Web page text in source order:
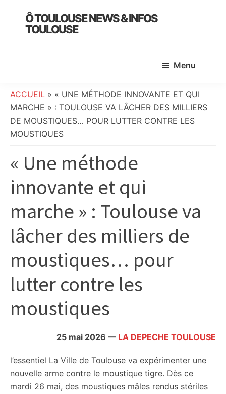
primary
Ô TOULOUSE NEWS & INFOS
TOULOUSE
:
info
locale,
société,
politique,
météo,
faits
et
citoyennes
Menu
ACCUEIL » « UNE MÉTHODE INNOVANTE ET QUI
MARCHE » : TOULOUSE VA LÂCHER DES MILLIERS
DE MOUSTIQUES… POUR LUTTER CONTRE LES
MOUSTIQUES
« Une méthode
innovante et qui
marche » : Toulouse va
lâcher des milliers de
moustiques… pour
lutter contre les
moustiques
25 mai 2026 — LA DEPECHE TOULOUSE
l’essentiel La Ville de Toulouse va expérimenter une
nouvelle arme contre le moustique tigre. Dès ce
mardi 26 mai, des moustiques mâles rendus stériles